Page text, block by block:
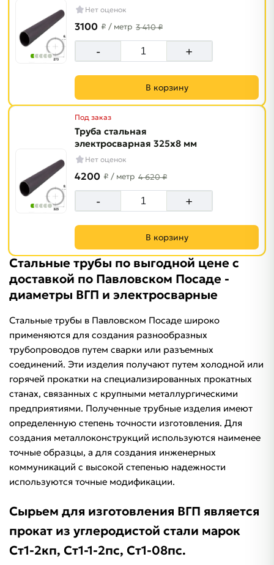
Нет оценок
3100 ₽ / метр 3 410 ₽
- +
В корзину
Под заказ
Труба стальная
электросварная 325х8 мм
Нет оценок
4200 ₽ / метр 4 620 ₽
- +
В корзину
Стальные трубы по выгодной цене с
доставкой по Павловском Посаде -
диаметры ВГП и электросварные
Стальные трубы в Павловском Посаде широко
применяются для создания разнообразных
трубопроводов путем сварки или разъемных
соединений. Эти изделия получают путем холодной или
горячей прокатки на специализированных прокатных
станах, связанных с крупными металлургическими
предприятиями. Полученные трубные изделия имеют
определенную степень точности изготовления. Для
создания металлоконструкций используются наименее
точные образцы, а для создания инженерных
коммуникаций с высокой степенью надежности
используются точные модификации.
Сырьем для изготовления ВГП является
прокат из углеродистой стали марок
Ст1-2кп, Ст1-1-2пс, Ст1-08пс.